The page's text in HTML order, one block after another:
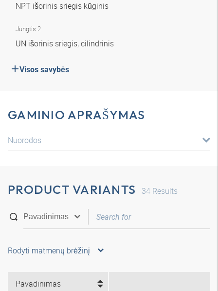
NPT išorinis sriegis kūginis
Jungtis 2
UN išorinis sriegis, cilindrinis
Visos savybės
GAMINIO APRAŠYMAS
Nuorodos
PRODUCT VARIANTS 34 Results
Rodyti matmenų brėžinį
Pavadinimas